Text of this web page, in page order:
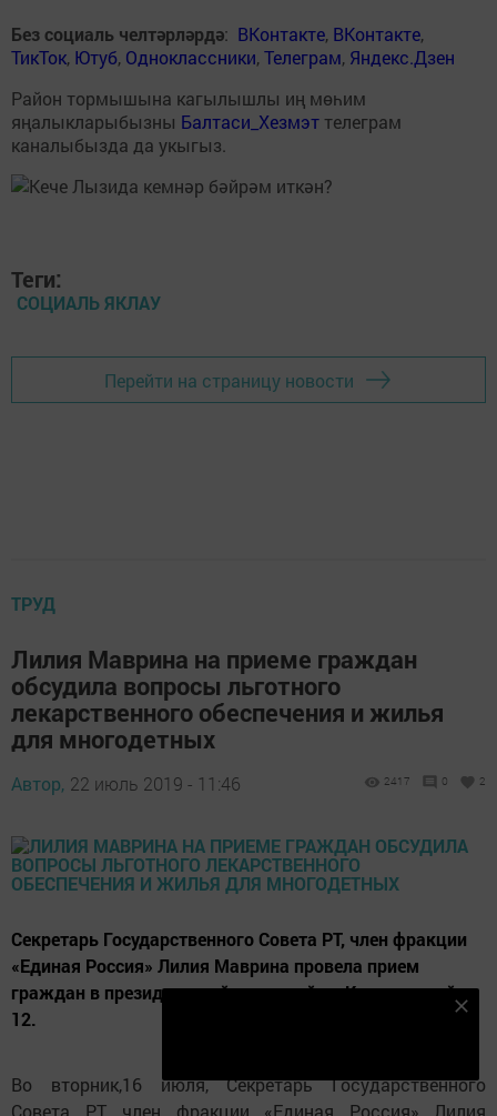
Без социаль челтәрләрдә: ВКонтакте, ВКонтакте,
ТикТок, Ютуб, Одноклассники,Телеграм, Яндекс.Дзен
Район тормышына кагылышлы иң мөһим
яңалыкларыбызны Балтаси_Хезмэт телеграм
каналыбызда да укыгыз.
Теги:
СОЦИАЛЬ ЯКЛАУ
Перейти на страницу новости
ТРУД
Лилия Маврина на приеме граждан
обсудила вопросы льготного
лекарственного обеспечения и жилья
для многодетных
Автор, 22 июль 2019 - 11:46 2417 0 2
Секретарь Государственного Совета РТ, член фракции
«Единая Россия» Лилия Маврина провела прием
граждан в президентской приемной на Кремлевской,
12.
Во вторник,16 июля, Секретарь Государственного